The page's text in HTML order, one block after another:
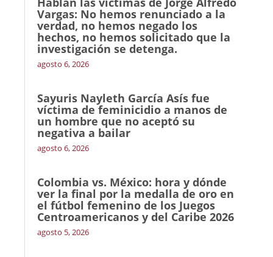
Vargas: No hemos renunciado a la
verdad, no hemos negado los
hechos, no hemos solicitado que la
investigación se detenga.
agosto 6, 2026
Sayuris Nayleth García Asís fue
víctima de feminicidio a manos de
un hombre que no aceptó su
negativa a bailar
agosto 6, 2026
Colombia vs. México: hora y dónde
ver la final por la medalla de oro en
el fútbol femenino de los Juegos
Centroamericanos y del Caribe 2026
agosto 5, 2026